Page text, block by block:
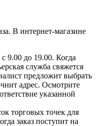
В интернет-магазине
с 9.00 до 19.00. Когда
служба свяжется
предложит выбрать
адрес. Осмотрите
указанной
торговых точек для
заказ поступит на